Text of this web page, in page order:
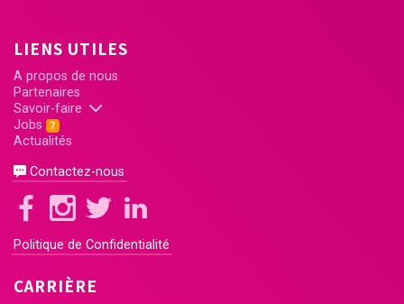
LIENS UTILES
A propos de nous
Partenaires
Savoir-faire
Jobs
7
Actualités
Contactez-nous
Politique de Confidentialité
CARRIÈRE